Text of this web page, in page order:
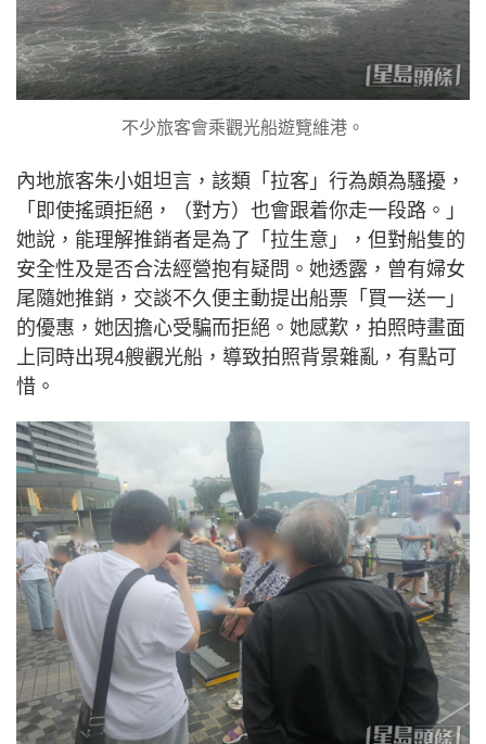
不少旅客會乘觀光船遊覽維港。
內地旅客朱小姐坦言，該類「拉客」行為頗為騷擾，
「即使搖頭拒絕，（對方）也會跟着你走一段路。」
她說，能理解推銷者是為了「拉生意」，但對船隻的
安全性及是否合法經營抱有疑問。她透露，曾有婦女
尾隨她推銷，交談不久便主動提出船票「買一送一」
的優惠，她因擔心受騙而拒絕。她感歎，拍照時畫面
上同時出現4艘觀光船，導致拍照背景雜亂，有點可
惜。